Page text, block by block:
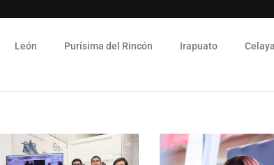
León Purísima del Rincón Irapuato Celaya